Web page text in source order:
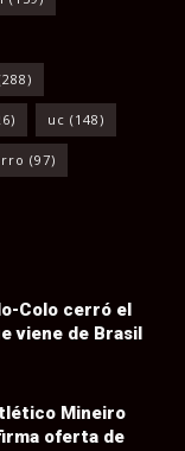
uc (148)
(97)
Colo cerró el
viene de Brasil
Mineiro
oferta de